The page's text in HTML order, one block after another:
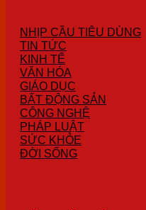
NHỊP CẦU TIÊU DÙNG
TIN TỨC
KINH TẾ
VĂN HÓA
GIÁO DỤC
BẤT ĐỘNG SẢN
CÔNG NGHỆ
PHÁP LUẬT
SỨC KHỎE
ĐỜI SỐNG